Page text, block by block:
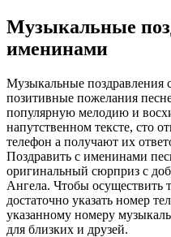
Музыкальные
именинами
Музыкальные
позитивные пожелания
популярную мелодию и
напутственном тексте, сто
телефон а получают их
Поздравить с именинами
оригинальный сюрприз с
Ангела. Чтобы осуществить
достаточно указать номер
указанному номеру
для близких и друзей.